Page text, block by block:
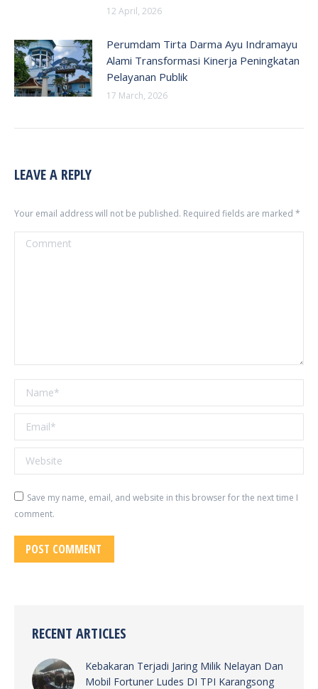
12 April, 2026
Perumdam Tirta Darma Ayu Indramayu
Alami Transformasi Kinerja Peningkatan
Pelayanan Publik
17 March, 2026
LEAVE A REPLY
Your email address will not be published. Required fields are marked *
Comment
Name *
Email *
Website
Save my name, email, and website in this browser for the next time I
comment.
POST COMMENT
RECENT ARTICLES
Kebakaran Terjadi Jaring Milik Nelayan Dan
Mobil Fortuner Ludes DI TPI Karangsong